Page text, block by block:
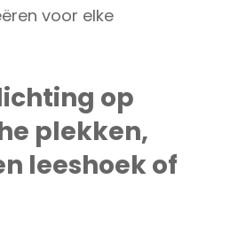
voor elke
op
plekken,
leeshoek of